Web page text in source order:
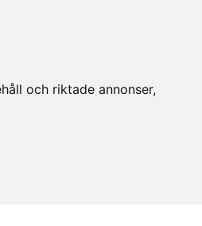
och riktade annonser,